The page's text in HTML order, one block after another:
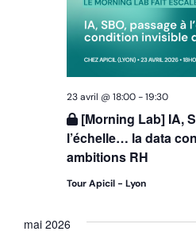
[Morning Lab] IA,
l’échelle… la data
ambitions RH
23 avril @ 18:00-19:30
Tour Apicil - Lyon
mai 2026